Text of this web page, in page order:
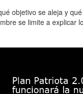
objetivo se aleja y
se limite a explicar